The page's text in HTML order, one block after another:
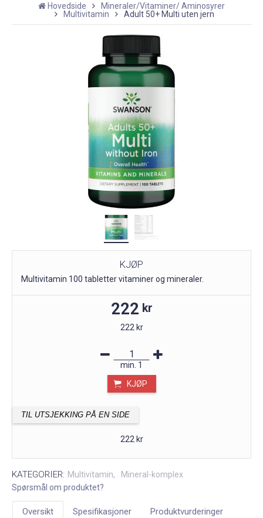
Hovedside
Mineraler/Vitaminer/ Aminosyrer
Multivitamin
Adult 50+ Multi uten jern
KJØP
Multivitamin 100 tabletter vitaminer og mineraler.
222 kr
222 kr
min. 1
KJØP
TIL UTSJEKKING PÅ EN SIDE
222 kr
KATEGORIER: Multivitamin
Mineral-komplex
Spørsmål om produktet?
Oversikt Spesifikasjoner Produktvurderinger